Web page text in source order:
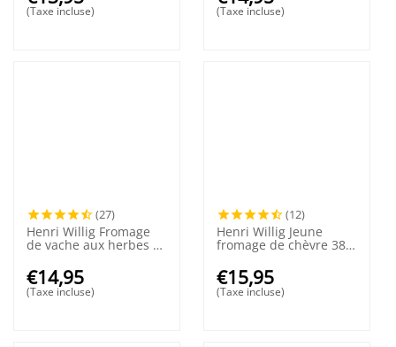
(Taxe incluse) (Taxe incluse)
(27)
Henri Willig Fromage
de vache aux herbes et
€14,95
(Taxe incluse)
(12)
Henri Willig Jeune
fromage de chèvre 380
grammes
€15,95
(Taxe incluse)